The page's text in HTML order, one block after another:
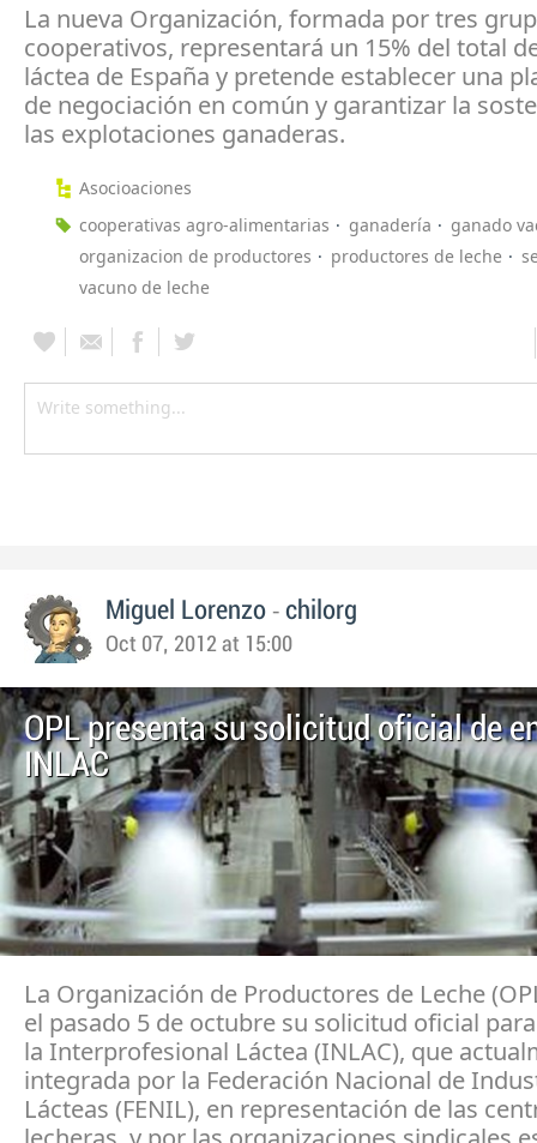
La nueva Organización, formada por tres
cooperativos, representará un 15% del total
láctea de España y pretende establecer una
de negociación en común y garantizar la
las explotaciones ganaderas.
Asocioaciones
cooperativas agro-alimentarias
ganadería
ganado
organizacion de productores
productores de leche
vacuno de leche
Miguel Lorenzo - chilorg
Oct 07, 2012 at 15:00
OPL presenta su solicitud oficial de
INLAC
La Organización de Productores de Leche
el pasado 5 de octubre su solicitud oficial
la Interprofesional Láctea (INLAC), que
integrada por la Federación Nacional de
Lácteas (FENIL), en representación de las